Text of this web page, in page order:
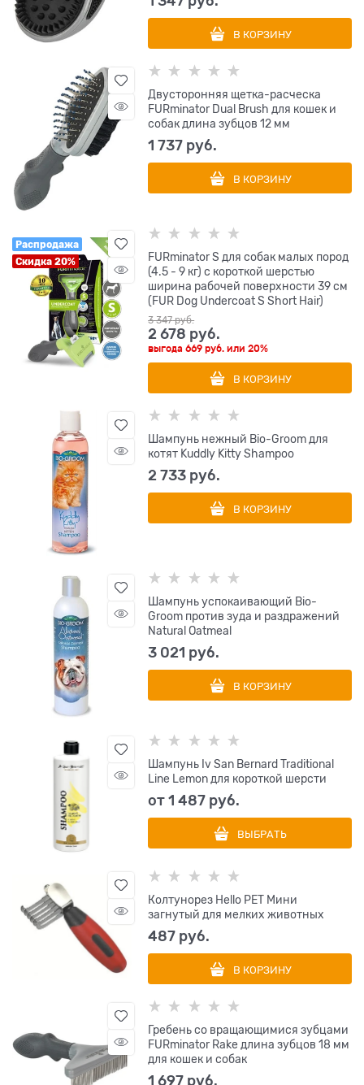
В КОРЗИНУ
Двусторонняя щетка-расческа
FURminator Dual Brush для кошек и
собак длина зубцов 12 мм
1 737 руб.
В КОРЗИНУ
Распродажа
Скидка 20%
FURminator S для собак малых пород
(4.5 - 9 кг) с короткой шерстью
ширина рабочей поверхности 39 см
(FUR Dog Undercoat S Short Hair)
3 347 руб.
2 678 руб.
выгода669 руб. или20%
В КОРЗИНУ
Шампунь нежный Bio-Groom для
котят Kuddly Kitty Shampoo
2 733 руб.
В КОРЗИНУ
Шампунь успокаивающий Bio-
Groom против зуда и раздражений
Natural Oatmeal
3 021 руб.
В КОРЗИНУ
Шампунь Iv San Bernard Traditional
Line Lemon для короткой шерсти
от1 487 руб.
ВЫБРАТЬ
Колтунорез Hello PET Мини
загнутый для мелких животных
487 руб.
В КОРЗИНУ
Гребень со вращающимися зубцами
FURminator Rake длина зубцов 18 мм
для кошек и собак
1 697 руб.